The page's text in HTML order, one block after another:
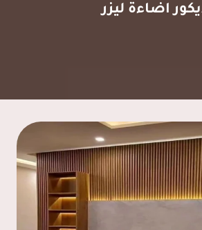
اضاءة ليزر